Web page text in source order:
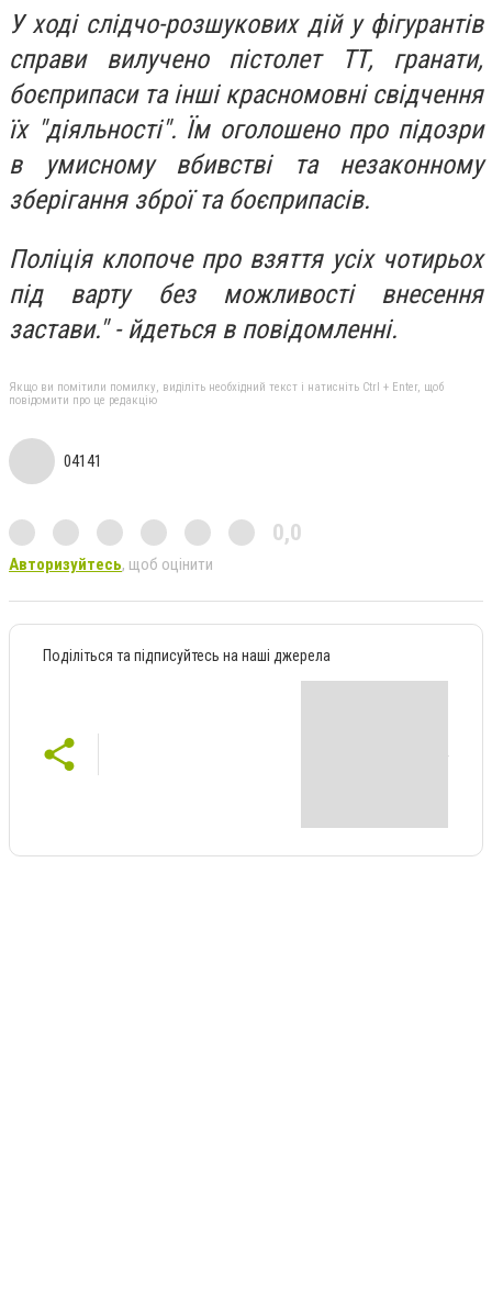
У ході слідчо-розшукових дій у фігурантів
справи вилучено пістолет ТТ, гранати,
боєприпаси та інші красномовні свідчення
їх "діяльності". Їм оголошено про підозри
в умисному вбивстві та незаконному
зберігання зброї та боєприпасів.
Поліція клопоче про взяття усіх чотирьох
під варту без можливості внесення
застави." - йдеться в повідомленні.
Якщо ви помітили помилку, виділіть необхідний текст і натисніть Ctrl + Enter, щоб
повідомити про це редакцію
04141
0,0
Авторизуйтесь, щоб оцінити
Поділіться та підписуйтесь на наші джерела